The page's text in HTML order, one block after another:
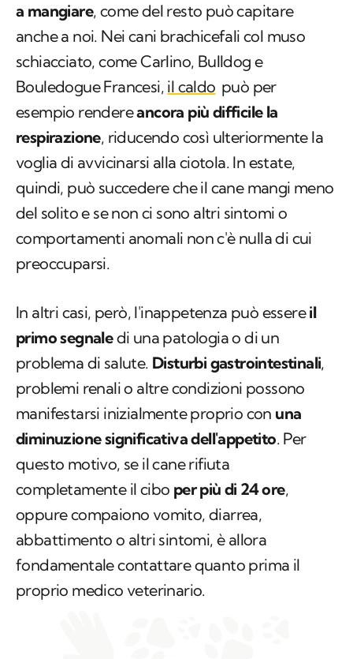
a mangiare, come del resto può capitare
anche a noi. Nei cani brachicefali col muso
schiacciato, come Carlino, Bulldog e
Bouledogue Francesi, il caldo può per
esempio rendereancora più difficile la
respirazione, riducendo così ulteriormente la
voglia di avvicinarsi alla ciotola. In estate,
quindi, può succedere che il cane mangi meno
del solito e se non ci sono altri sintomi o
comportamenti anomali non c'è nulla di cui
preoccuparsi.
In altri casi, però, l'inappetenza può essereil
primo segnaledi una patologia o di un
problema di salute. Disturbi gastrointestinali,
problemi renali o altre condizioni possono
manifestarsi inizialmente proprio con una
diminuzione significativa dell'appetito. Per
questo motivo, se il cane rifiuta
completamente il cibo per più di 24 ore,
oppure compaiono vomito, diarrea,
abbattimento o altri sintomi, è allora
fondamentale contattare quanto prima il
proprio medico veterinario.